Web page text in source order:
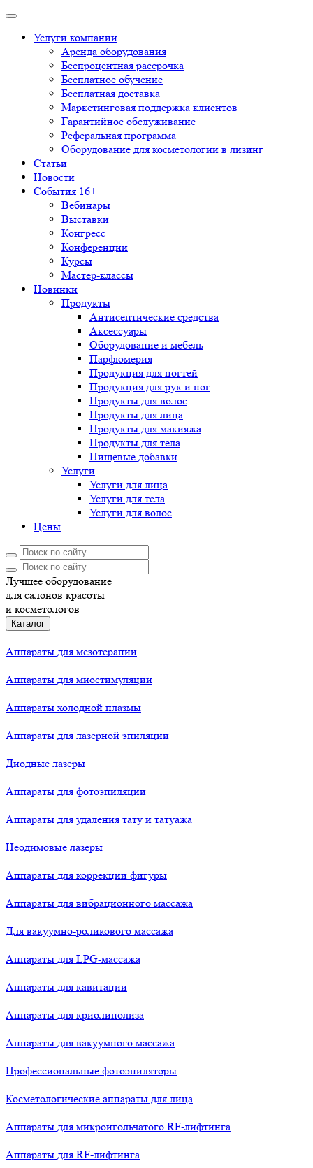
Услуги компании
Аренда оборудования
Беспроцентная рассрочка
Бесплатное обучение
Бесплатная доставка
Маркетинговая поддержка клиентов
Гарантийное обслуживание
Реферальная программа
Оборудование для косметологии в лизинг
Статьи
Новости
События 16+
Вебинары
Выставки
Конгресс
Конференции
Курсы
Мастер-классы
Новинки
Продукты
Антисептические средства
Аксессуары
Оборудование и мебель
Парфюмерия
Продукция для ногтей
Продукция для рук и ног
Продукты для волос
Продукты для лица
Продукты для макияжа
Продукты для тела
Пищевые добавки
Услуги
Услуги для лица
Услуги для тела
Услуги для волос
Цены
Лучшее оборудование
для салонов красоты
и косметологов
Каталог
Аппараты для мезотерапии
Аппараты для миостимуляции
Аппараты холодной плазмы
Аппараты для лазерной эпиляции
Диодные лазеры
Аппараты для фотоэпиляции
Аппараты для удаления тату и татуажа
Неодимовые лазеры
Аппараты для коррекции фигуры
Аппараты для вибрационного массажа
Для вакуумно-роликового массажа
Аппараты для LPG-массажа
Аппараты для кавитации
Аппараты для криолиполиза
Аппараты для вакуумного массажа
Профессиональные фотоэпиляторы
Косметологические аппараты для лица
Аппараты для микроигольчатого RF-лифтинга
Аппараты для RF-лифтинга